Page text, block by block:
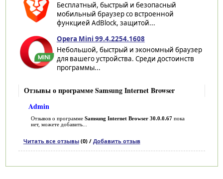
Бесплатный, быстрый и безопасный
мобильный браузер со встроенной
функцией AdBlock, защитой...
Opera Mini 99.4.2254.1608
Небольшой, быстрый и экономный браузер
для вашего устройства. Среди достоинств
программы...
Отзывы о программе Samsung Internet Browser
Admin
Отзывов о программе Samsung Internet Browser 30.0.0.67пока
нет, можете добавить...
Читать все отзывы(0) / Добавить отзыв